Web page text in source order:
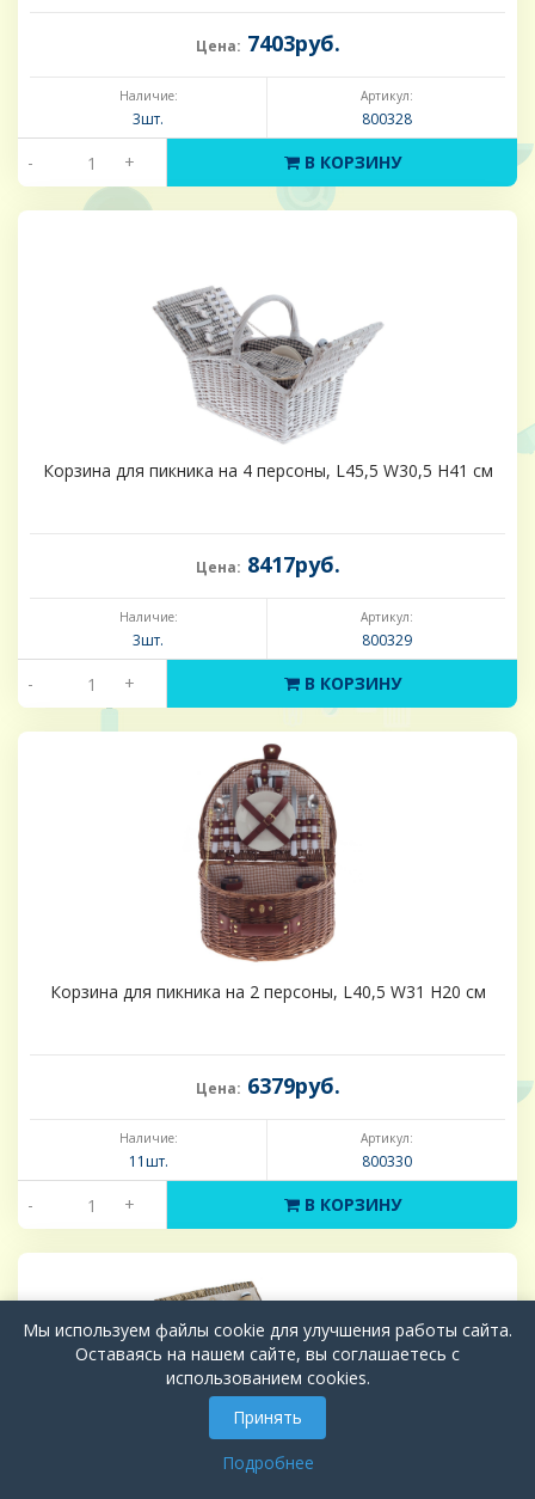
Цена: 7403руб.
Наличие:
3шт.
Артикул:
800328
- + В КОРЗИНУ
Корзина для пикника на 4 персоны, L45,5 W30,5 H41 см
Цена: 8417руб.
Наличие:
3шт.
Артикул:
800329
- + В КОРЗИНУ
Корзина для пикника на 2 персоны, L40,5 W31 H20 см
Цена: 6379руб.
Наличие:
11шт.
Артикул:
800330
- + В КОРЗИНУ
Мы используем файлы cookie для улучшения работы сайта.
Оставаясь на нашем сайте, вы соглашаетесь с
использованием cookies.
Принять
Подробнее